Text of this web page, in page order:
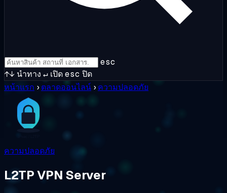
esc
↑↓ นำทาง ↵ เปิดesc ปิด
หน้าแรก › ตลาดออนไลน์ › ความปลอดภัย
ความปลอดภัย
L2TP VPN Server